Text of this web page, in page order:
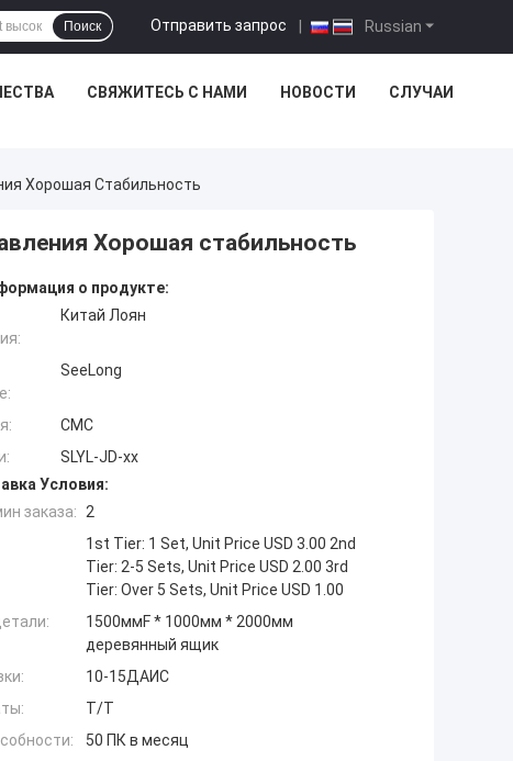
Russian
Отправить запрос |
Поиск
СВЯЖИТЕСЬ С НАМИ НОВОСТИ СЛУЧАИ
Хорошая Стабильность
Хорошая стабильность
о продукте:
Китай Лоян
SeeLong
CMC
SLYL-JD-xx
Условия:
заказа: 2
1st Tier: 1 Set, Unit Price USD 3.00 2nd
Tier: 2-5 Sets, Unit Price USD 2.00 3rd
Tier: Over 5 Sets, Unit Price USD 1.00
1500ммF * 1000мм * 2000мм
деревянный ящик
10-15ДАИС
T/T
50 ПК в месяц